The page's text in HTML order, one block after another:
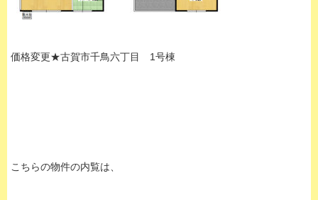
価格変更★古賀市千鳥六丁目 1号棟
こちらの物件の内覧は、